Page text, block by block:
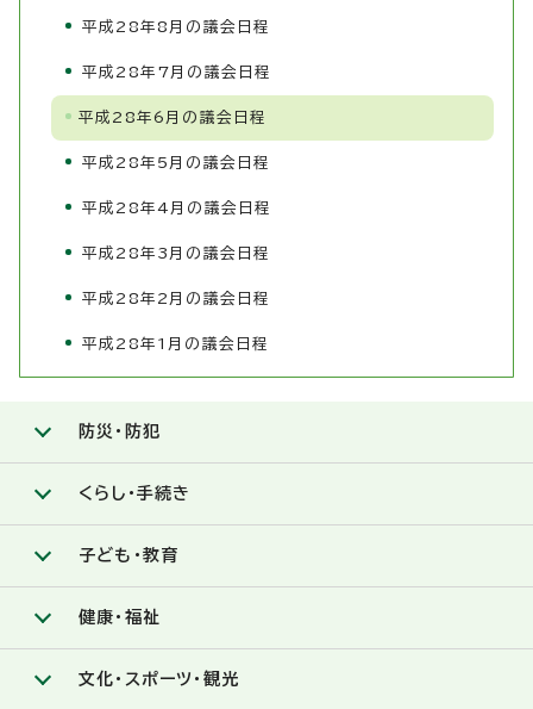
平成28年8月の議会日程
平成28年7月の議会日程
平成28年6月の議会日程
平成28年5月の議会日程
平成28年4月の議会日程
平成28年3月の議会日程
平成28年2月の議会日程
平成28年1月の議会日程
防災・防犯
くらし・手続き
子ども・教育
健康・福祉
文化・スポーツ・観光